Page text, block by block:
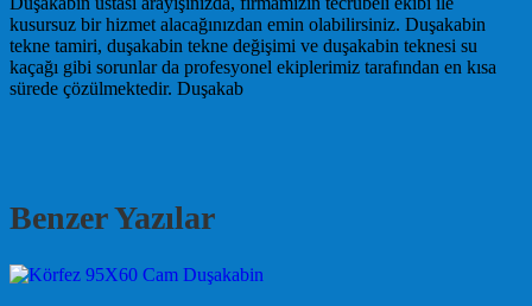
kusursuz bir hizmet alacağınızdan emin olabilirsiniz. Duşakabin
tekne tamiri, duşakabin tekne değişimi ve duşakabin teknesi su
kaçağı gibi sorunlar da profesyonel ekiplerimiz tarafından en kısa
sürede çözülmektedir. Duşakab
Benzer Yazılar